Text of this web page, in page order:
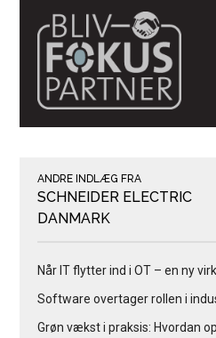
ANDRE INDLÆG FRA
SCHNEIDER ELECTRIC
DANMARK
Når IT flytter ind i OT – en ny
Software overtager rollen i
Grøn vækst i praksis: Hvordan